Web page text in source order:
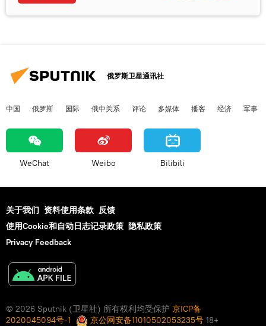
俄罗斯卫星通讯社
中国 俄罗斯 国际 俄中关系 评论 多媒体 播客 经济 军事
WeChat Weibo Bilibili
关于我们 资料使用条款 反馈
使用Cookie和自动日志记录政策 隐私政策
Privacy Feedback
© 2026 Sputnik (卫星社) 所有权利均受保护 京ICP备
2020045094号-1
京公网安备11010502053235号 18+